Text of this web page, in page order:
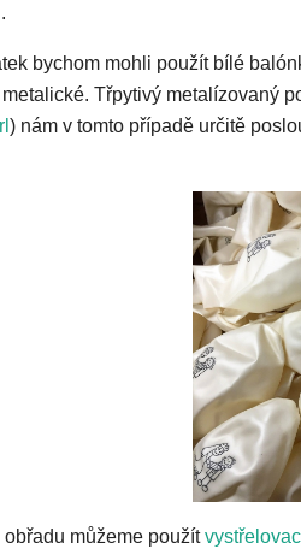
bychom mohli použít bílé
Třpytivý metalízovaný
) nám v tomto případě určitě
obřadu můžeme použít